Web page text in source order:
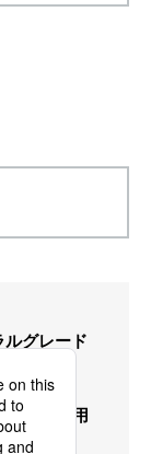
ルグレード
レード
LED照明用